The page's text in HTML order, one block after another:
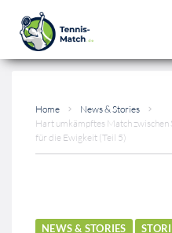
Home
News & Stories
Hart umkämpftes Match zwischen
für die Ewigkeit (Teil 5)
NEWS & STORIES